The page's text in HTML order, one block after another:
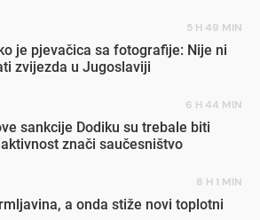
5 H 49 MIN
je pjevačica sa fotografije: Nije ni
zvijezda u Jugoslaviji
6 H 44 MIN
sankcije Dodiku su trebale biti
znači saučesništvo
8 H 1 MIN
a onda stiže novi toplotni